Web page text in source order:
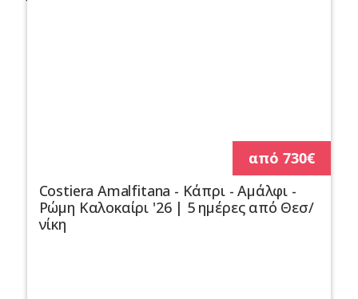
από 730€
Costiera Amalfitana - Κάπρι - Αμάλφι -
Ρώμη Καλοκαίρι '26 | 5 ημέρες από Θεσ/
νίκη